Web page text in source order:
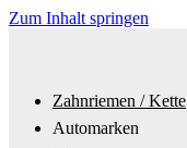
Zum Inhalt springen
Zahnriemen / Kette
Automarken